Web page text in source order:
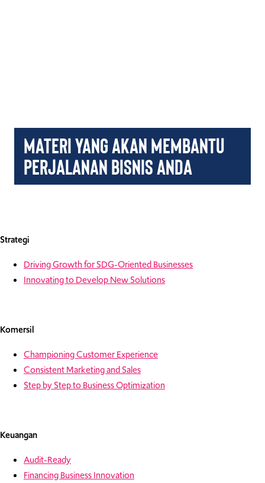
Materi yang akan membantu
perjalanan bisnis Anda
Strategi
Driving Growth for SDG-Oriented Businesses
Innovating to Develop New Solutions
Komersil
Championing Customer Experience
Consistent Marketing and Sales
Step by Step to Business Optimization
Keuangan
Audit-Ready
Financing Business Innovation